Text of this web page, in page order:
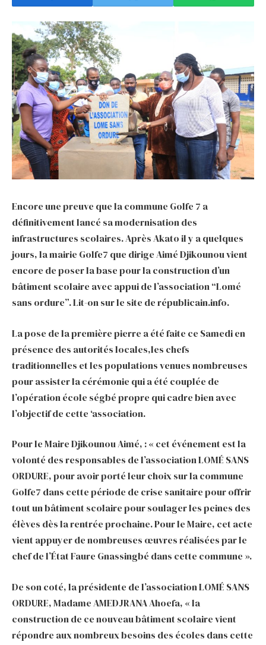
Encore une preuve que la commune Golfe 7 a
définitivement lancé sa modernisation des
infrastructures scolaires. Après Akato il y a quelques
jours, la mairie Golfe7 que dirige Aimé Djikounou vient
encore de poser la base pour la construction d’un
bâtiment scolaire avec appui de l’association “Lomé
sans ordure”. Lit-on sur le site de républicain.info.
La pose de la première pierre a été faite ce Samedi en
présence des autorités locales,les chefs
traditionnelles et les populations venues nombreuses
pour assister la cérémonie qui a été couplée de
l’opération école ségbé propre qui cadre bien avec
l’objectif de cette ‘association.
Pour le Maire Djikounou Aimé, : « cet événement est la
volonté des responsables de l’association LOMÉ SANS
ORDURE, pour avoir porté leur choix sur la commune
Golfe7 dans cette période de crise sanitaire pour offrir
tout un bâtiment scolaire pour soulager les peines des
élèves dès la rentrée prochaine. Pour le Maire, cet acte
vient appuyer de nombreuses œuvres réalisées par le
chef de l’État Faure Gnassingbé dans cette commune ».
De son coté, la présidente de l’association LOMÉ SANS
ORDURE, Madame AMEDJRANA Ahoefa, « la
construction de ce nouveau bâtiment scolaire vient
répondre aux nombreux besoins des écoles dans cette